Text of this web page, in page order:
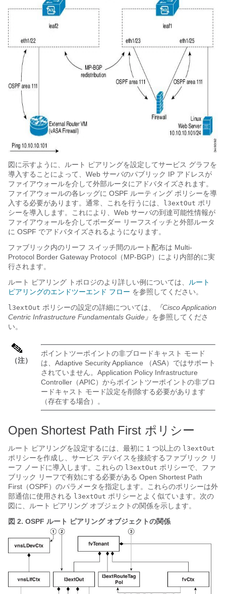
図に示すように、ルート ピアリングを設定してサービス グラフを
導入することによって、Web サーバのパブリック IP アドレスが
ファイアウォールを介して外部ルータにアドバタイズされます。
ファイアウォールの各レッグに OSPF ルーティング ポリシーを導
入する必要があります。通常、これを行うには、
l3extOut ポリ
シーを導入します。これにより、Web サーバの到達可能性情報が
ファイアウォールを介してボーダー リーフスイッチと外部ルータ
に OSPF でアドバタイズされるようになります。
ファブリック内のリーフ スイッチ間のルート配布は Multi-
Protocol Border Gateway Protocol（MP-BGP）により内部的に実
行されます。
ルート ピアリング トポロジのより詳しい例については、
ルート
ピアリングのエンドツーエンド フロー を参照してください。
l3extOut ポリシーの設定の詳細については、
『Cisco Application
Centric Infrastructure Fundamentals Guide』 を参照してくださ
い。
（注）
ポイントツーポイントの非ブロードキャスト モード
は、Adaptive Security Appliance （ASA）ではサポート
されていません。 Application Policy Infrastructure
Controller （APIC）からポイントツーポイントの非ブロ
ードキャスト モード設定を削除する必要があります
（存在する場合）。
Open Shortest Path First ポリシー
ルート ピアリングを設定するには、最初に 1 つ以上の l3extOut
ポリシーを作成し、サービス デバイスを接続するファブリック リ
ーフ ノードに導入します。これらの l3extOut ポリシーで、ファ
ブリック リーフで有効にする必要がある Open Shortest Path
First（OSPF）のパラメータを指定します。これらのポリシーは外
部通信に使用される l3extOut ポリシーとよく似ています。次の
図に、ルート ピアリング オブジェクトの関係を示します。
図 2. OSPF ルート ピアリング オブジェクトの関係